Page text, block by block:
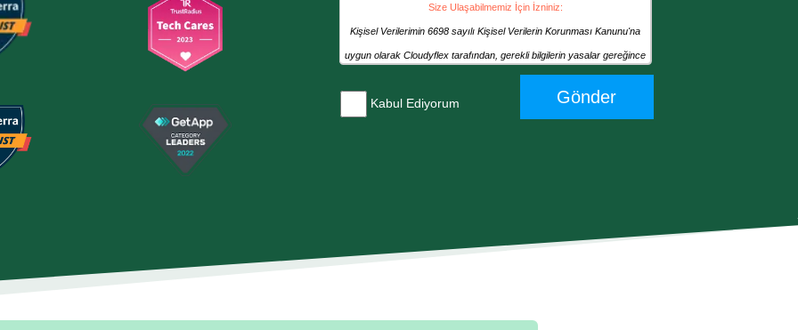
Size Ulaşabilmemiz İçin İzniniz:
Kişisel Verilerimin 6698 sayılı Kişisel Verilerin Korunması Kanunu'na
uygun olarak Cloudyflex tarafından, gerekli bilgilerin yasalar gereğince
üreticilerden ürün ve/veya hizmet tedariki sağlaması ve/veya bu konuda
iş ilişkisine bağlı fiili gereklilikler halinde yurtiçi veya yurtdışındaki
Kabul Ediyorum Gönder